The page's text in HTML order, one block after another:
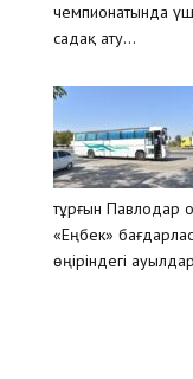
чемпионатында
садақ ату...
тұрғын Павлодар
«Еңбек»
өңіріндегі